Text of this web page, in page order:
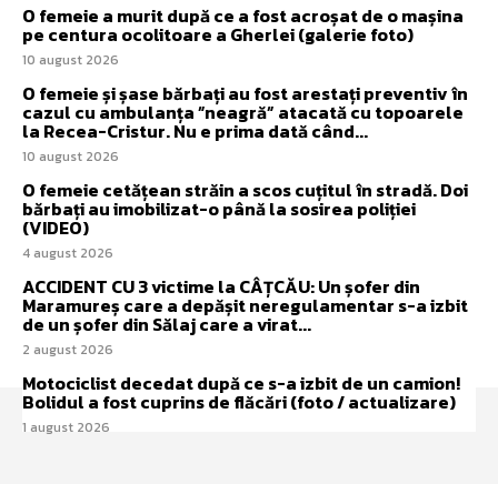
O femeie a murit după ce a fost acroșat de o mașina
pe centura ocolitoare a Gherlei (galerie foto)
10 august 2026
O femeie și șase bărbați au fost arestați preventiv în
cazul cu ambulanța ”neagră” atacată cu topoarele
la Recea-Cristur. Nu e prima dată când...
10 august 2026
O femeie cetățean străin a scos cuțitul în stradă. Doi
bărbați au imobilizat-o până la sosirea poliției
(VIDEO)
4 august 2026
ACCIDENT CU 3 victime la CÂȚCĂU: Un șofer din
Maramureș care a depășit neregulamentar s-a izbit
de un șofer din Sălaj care a virat...
2 august 2026
Motociclist decedat după ce s-a izbit de un camion!
Bolidul a fost cuprins de flăcări (foto / actualizare)
1 august 2026